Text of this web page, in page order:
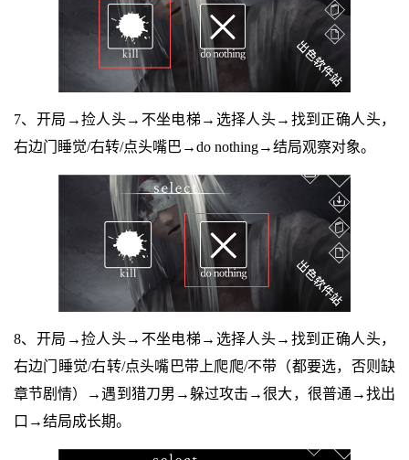
7、开局→捡人头→不坐电梯→选择人头→找到正确人头，
右边门睡觉/右转/点头嘴巴→do nothing→结局观察对象。
8、开局→捡人头→不坐电梯→选择人头→找到正确人头，
右边门睡觉/右转/点头嘴巴带上爬爬/不带（都要选，否则缺
章节剧情）→遇到猎刀男→躲过攻击→很大，很普通→找出
口→结局成长期。